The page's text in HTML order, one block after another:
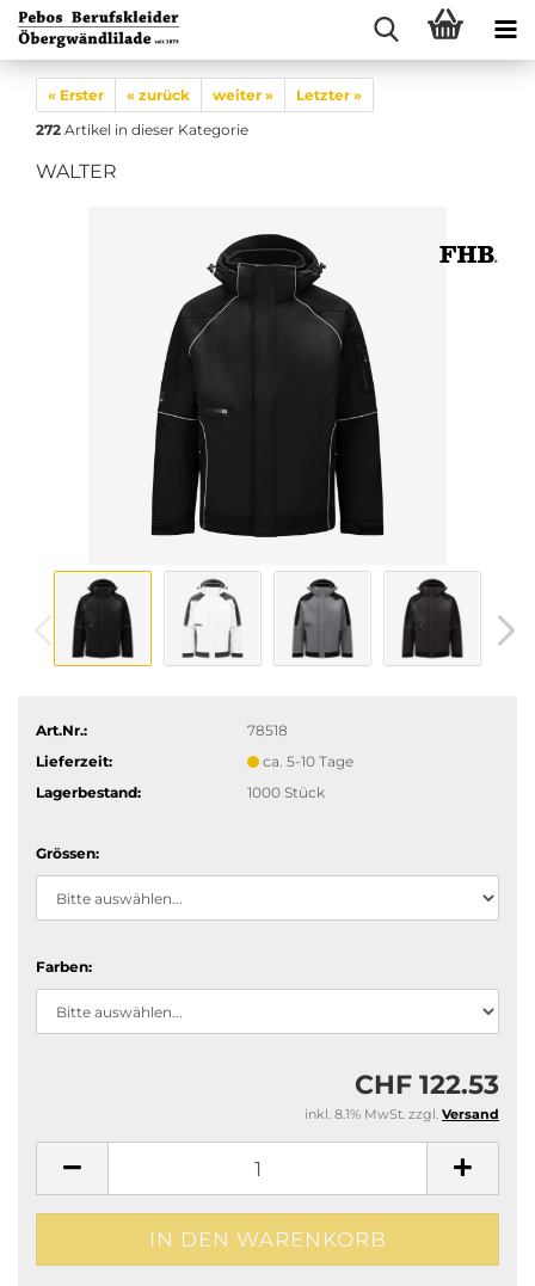
« Erster « zurück weiter »
Letzter »
272 Artikel in dieser Kategorie
WALTER
Art.Nr.:
78518
Lieferzeit:
ca. 5-10 Tage
Lagerbestand:
1000 Stück
Grössen:
Farben:
CHF 122.53
inkl. 8.1% MwSt. zzgl. Versand